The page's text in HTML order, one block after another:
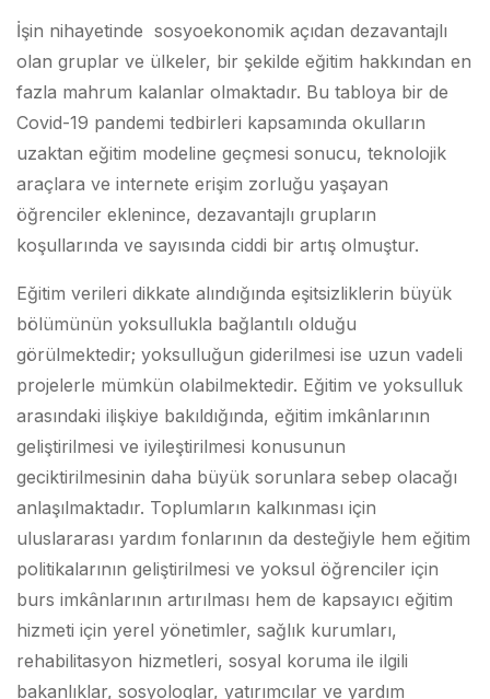
İşin nihayetinde sosyoekonomik açıdan dezavantajlı
olan gruplar ve ülkeler, bir şekilde eğitim hakkından en
fazla mahrum kalanlar olmaktadır. Bu tabloya bir de
Covid-19 pandemi tedbirleri kapsamında okulların
uzaktan eğitim modeline geçmesi sonucu, teknolojik
araçlara ve internete erişim zorluğu yaşayan
öğrenciler eklenince, dezavantajlı grupların
koşullarında ve sayısında ciddi bir artış olmuştur.
Eğitim verileri dikkate alındığında eşitsizliklerin büyük
bölümünün yoksullukla bağlantılı olduğu
görülmektedir; yoksulluğun giderilmesi ise uzun vadeli
projelerle mümkün olabilmektedir. Eğitim ve yoksulluk
arasındaki ilişkiye bakıldığında, eğitim imkânlarının
geliştirilmesi ve iyileştirilmesi konusunun
geciktirilmesinin daha büyük sorunlara sebep olacağı
anlaşılmaktadır. Toplumların kalkınması için
uluslararası yardım fonlarının da desteğiyle hem eğitim
politikalarının geliştirilmesi ve yoksul öğrenciler için
burs imkânlarının artırılması hem de kapsayıcı eğitim
hizmeti için yerel yönetimler, sağlık kurumları,
rehabilitasyon hizmetleri, sosyal koruma ile ilgili
bakanlıklar, sosyologlar, yatırımcılar ve yardım